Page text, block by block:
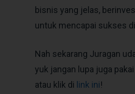
bisnis yang jelas,
untuk mencapai sukses
Nah sekarang Juragan
yuk jangan lupa juga
atau klik di link ini!